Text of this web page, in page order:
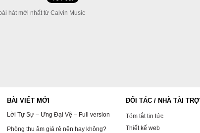
hát mới nhất từ Calvin Music
BÀI VIẾT MỚI
Lời Tự Sự – Ưng Đại Vệ – Full version
Phòng thu âm giá rẻ nên hay không?
ĐỐI TÁC / NHÀ TÀI TRỢ
Tóm tắt tin tức
Thiết kế web